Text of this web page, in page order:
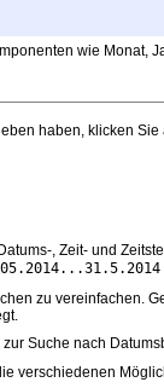
wie Monat,
haben, klicken
, Zeit- und
zu vereinfachen.
Suche nach
verschiedenen